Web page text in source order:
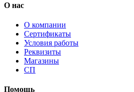
О нас
О компании
Сертификаты
Условия работы
Реквизиты
Магазины
СП
Помощь